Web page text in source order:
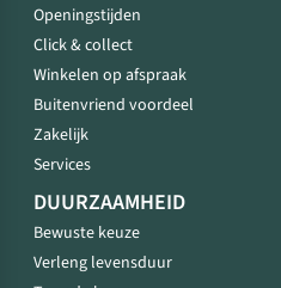
Openingstijden
Click & collect
Winkelen op afspraak
Buitenvriend voordeel
Zakelijk
Services
DUURZAAMHEID
Bewuste keuze
Verleng levensduur